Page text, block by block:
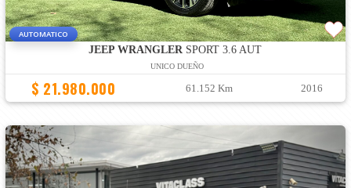
AUTOMATICO
JEEP WRANGLER SPORT 3.6 AUT
UNICO DUEÑO
$ 21.980.000 61.152 Km 2016